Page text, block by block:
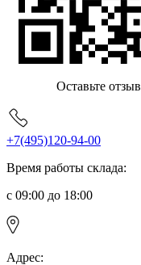
Оставьте отзыв
+7(495)120-94-00
Время работы склада:
с 09:00 до 18:00
Адрес: